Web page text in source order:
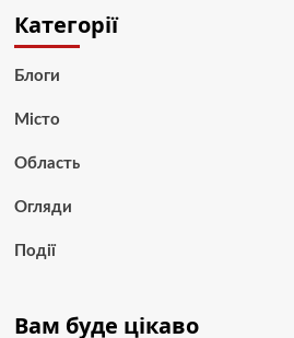
Категорії
Блоги
Місто
Область
Огляди
Події
Вам буде цікаво